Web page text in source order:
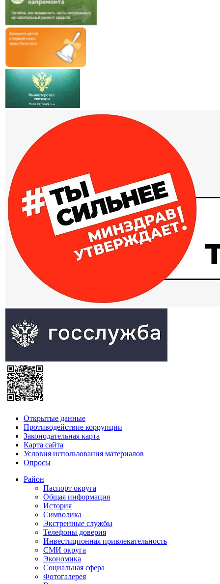
Открытые данные
Противодействие коррупции
Законодательная карта
Карта сайта
Условия использования материалов
Опросы
Район
Паспорт округа
Общая информация
История
Символика
Экстренные службы
Телефоны доверия
Инвестиционная привлекательность
СМИ округа
Экономика
Социальная сфера
Фотогалерея